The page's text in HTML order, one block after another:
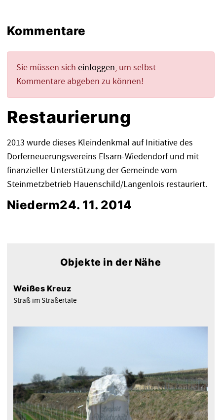
Kommentare
Sie müssen sich einloggen, um selbst
Kommentare abgeben zu können!
Restaurierung
2013 wurde dieses Kleindenkmal auf Initiative des
Dorferneuerungsvereins Elsarn-Wiedendorf und mit
finanzieller Unterstützung der Gemeinde vom
Steinmetzbetrieb Hauenschild/Langenlois restauriert.
Niederm24. 11. 2014
Objekte in der Nähe
Weißes Kreuz
Straß im Straßertale